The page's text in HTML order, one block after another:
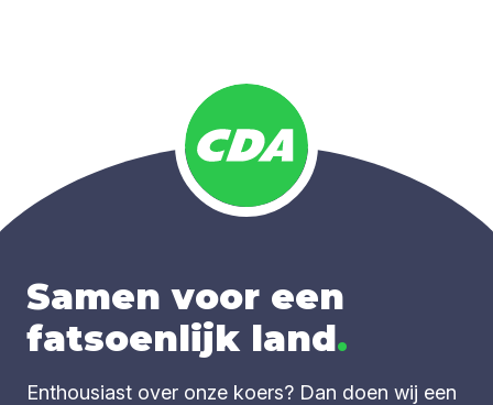
Samen voor een
fatsoenlijk land.
Enthousiast over onze koers? Dan doen wij een